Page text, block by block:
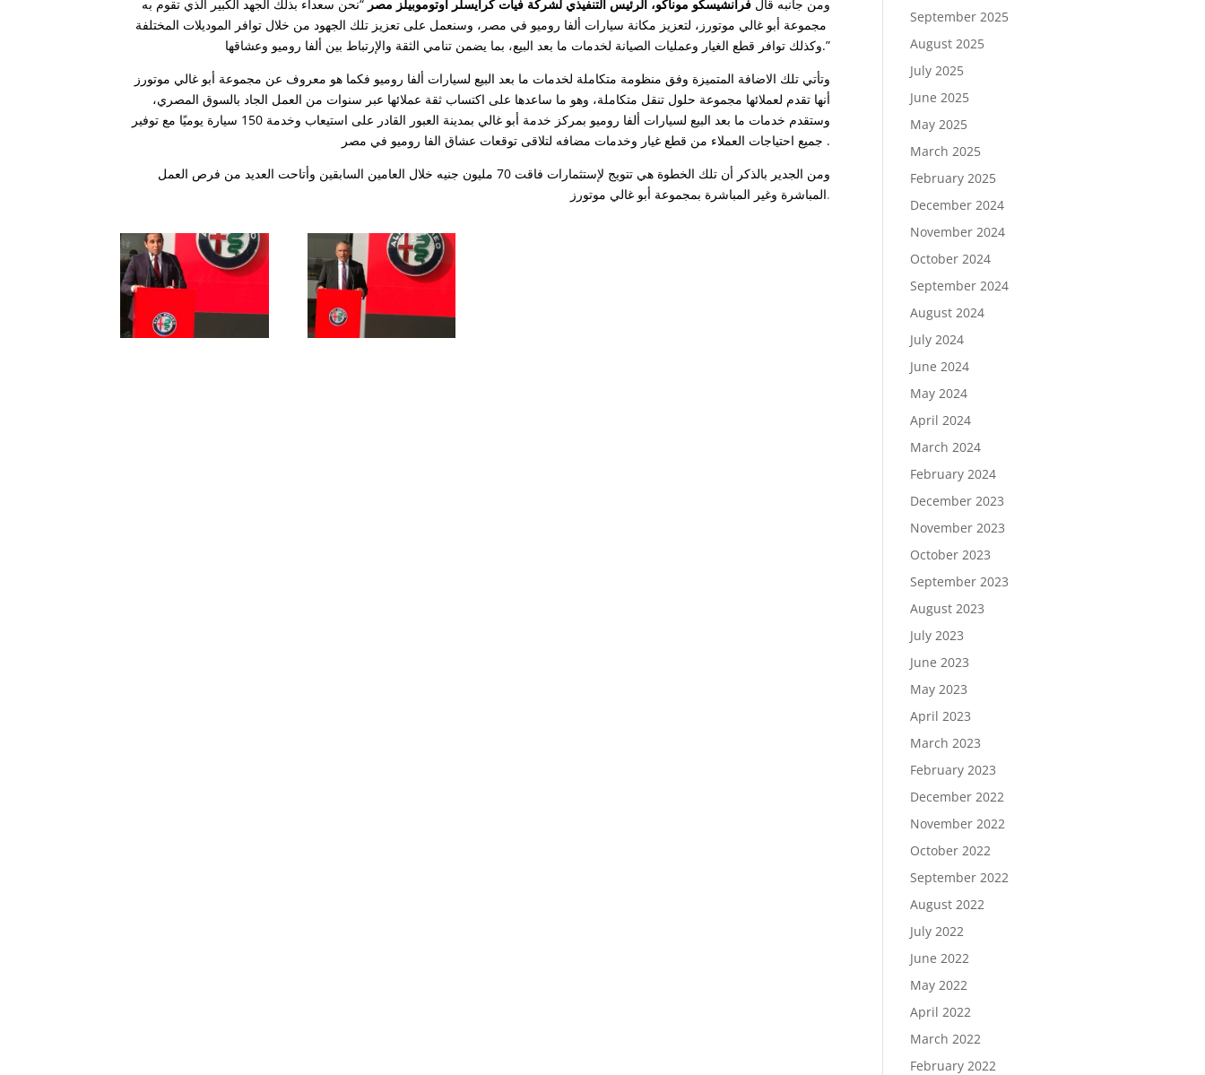
ومن جانبه قال فرانشيسكو موناكو، الرئيس التنفيذي لشركة فيات كرايسلر أوتوموبيلز مصر “نحن سعداء بذلك الجهد الكبير الذي تقوم به
مجموعة أبو غالي موتورز، لتعزيز مكانة سيارات ألفا روميو في مصر، وسنعمل على تعزيز تلك الجهود من خلال توافر الموديلات المختلفة
وكذلك توافر قطع الغيار وعمليات الصيانة لخدمات ما بعد البيع، بما يضمن تنامي الثقة والإرتباط بين ألفا روميو وعشاقها.”
وتأتي تلك الاضافة المتميزة وفق منظومة متكاملة لخدمات ما بعد البيع لسيارات ألفا روميو فكما هو معروف عن مجموعة أبو غالي موتورز
أنها تقدم لعملائها مجموعة حلول تنقل متكاملة، وهو ما ساعدها على اكتساب ثقة عملائها عبر سنوات من العمل الجاد بالسوق المصري،
وستقدم خدمات ما بعد البيع لسيارات ألفا روميو بمركز خدمة أبو غالي بمدينة العبور القادر على استيعاب وخدمة 150 سيارة يوميًا مع توفير
جميع احتياجات العملاء من قطع غيار وخدمات مضافه لتلاقى توقعات عشاق الفا روميو في مصر .
ومن الجدير بالذكر أن تلك الخطوة هي تتويج لإستثمارات فاقت 70 مليون جنيه خلال العامين السابقين وأتاحت العديد من فرص العمل
المباشرة وغير المباشرة بمجموعة أبو غالي موتورز.
September 2025
August 2025
July 2025
June 2025
May 2025
March 2025
February 2025
December 2024
November 2024
October 2024
September 2024
August 2024
July 2024
June 2024
May 2024
April 2024
March 2024
February 2024
December 2023
November 2023
October 2023
September 2023
August 2023
July 2023
June 2023
May 2023
April 2023
March 2023
February 2023
December 2022
November 2022
October 2022
September 2022
August 2022
July 2022
June 2022
May 2022
April 2022
March 2022
February 2022